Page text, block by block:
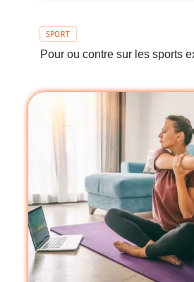
SPORT
Pour ou contre sur les sports